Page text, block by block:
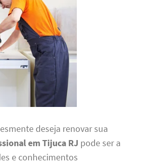
deseja renovar sua
em Tijuca RJ pode ser a
e conhecimentos